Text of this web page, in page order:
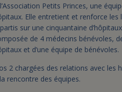
Petits Princes, une
Elle entretient et renforce les
sur une cinquantaine
de 4 médecins bénévoles,
et d’une équipe de bénévoles.
2 chargées des relations avec
rencontre des équipes.